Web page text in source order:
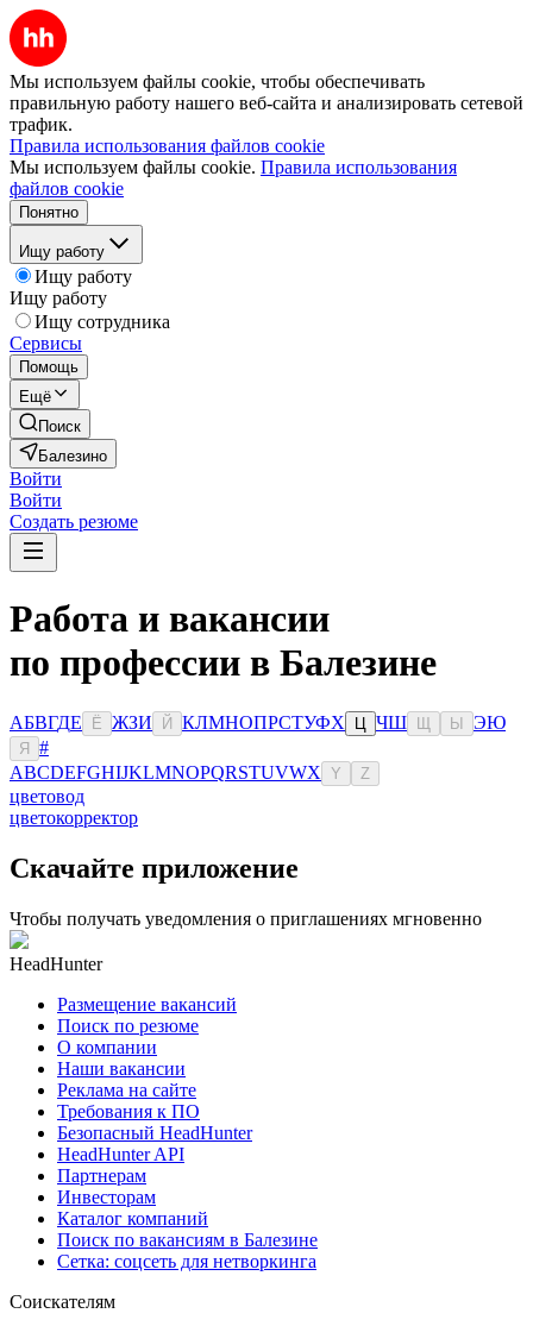
Мы используем файлы cookie, чтобы обеспечивать
правильную работу нашего веб-сайта и анализировать сетевой
трафик.
Правила использования файлов cookie
Мы используем файлы cookie. Правила использования
файлов cookie
Понятно
Ищу работу
Ищу работу
Ищу работу
Ищу сотрудника
Сервисы
Помощь
Ещё
Поиск
Балезино
Войти
Войти
Создать резюме
Работа и вакансии
по профессии в Балезине
АБВГДЕ Ё ЖЗИ Й КЛМНОПРСТУФХ ЧШ Ы ЭЮ
Я
#
ABCDEFGHIJKLMNOPQRSTUVWX Y Z
цветовод
цветокорректор
Скачайте приложение
Чтобы получать уведомления о приглашениях мгновенно
HeadHunter
Размещение вакансий
Поиск по резюме
О компании
Наши вакансии
Реклама на сайте
Требования к ПО
Безопасный HeadHunter
HeadHunter API
Партнерам
Инвесторам
Каталог компаний
Поиск по вакансиям в Балезине
Сетка: соцсеть для нетворкинга
Соискателям